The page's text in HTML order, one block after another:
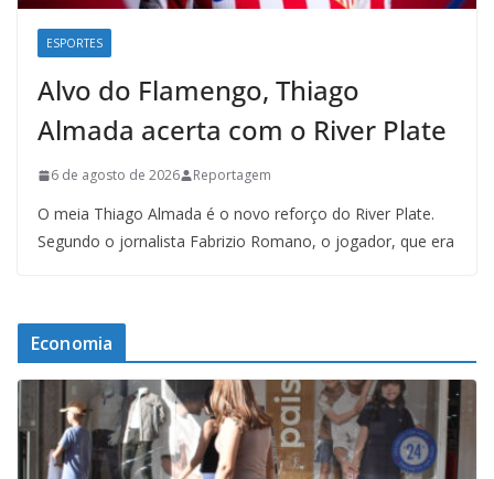
ESPORTES
Alvo do Flamengo, Thiago
Almada acerta com o River Plate
6 de agosto de 2026 Reportagem
O meia Thiago Almada é o novo reforço do River Plate.
Segundo o jornalista Fabrizio Romano, o jogador, que era
Economia